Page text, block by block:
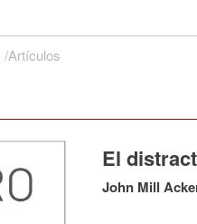
/Artículos
El
John Mill